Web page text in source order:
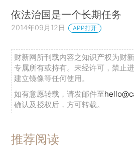
依法治国是一个长期任务
2014年09月12日 APP打开
财新网所刊载内容之知识产权为财
专属所有或持有。未经许可，禁止
建立镜像等任何使用。
如有意愿转载，请发邮件至
确认及授权后，方可转载。
推荐阅读